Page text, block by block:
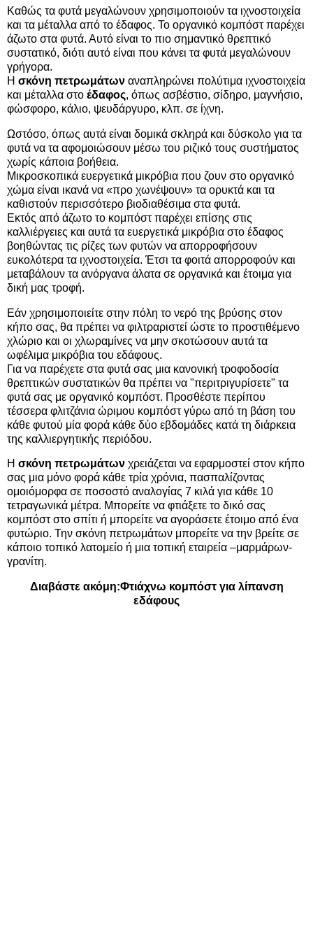
Καθώς τα φυτά μεγαλώνουν χρησιμοποιούν τα ιχνοστοιχεία
και τα μέταλλα από το έδαφος. Το οργανικό κομπόστ παρέχει
άζωτο στα φυτά. Αυτό είναι το πιο σημαντικό θρεπτικό
συστατικό, διότι αυτό είναι που κάνει τα φυτά μεγαλώνουν
γρήγορα.
Η σκόνη πετρωμάτων αναπληρώνει πολύτιμα ιχνοστοιχεία
και μέταλλα στο έδαφος, όπως ασβέστιο, σίδηρο, μαγνήσιο,
φώσφορο, κάλιο, ψευδάργυρο, κλπ. σε ίχνη.
Ωστόσο, όπως αυτά είναι δομικά σκληρά και δύσκολο για τα
φυτά να τα αφομοιώσουν μέσω του ριζικό τους συστήματος
χωρίς κάποια βοήθεια.
Μικροσκοπικά ευεργετικά μικρόβια που ζουν στο οργανικό
χώμα είναι ικανά να «προ χωνέψουν» τα ορυκτά και τα
καθιστούν περισσότερο βιοδιαθέσιμα στα φυτά.
Εκτός από άζωτο το κομπόστ παρέχει επίσης στις
καλλιέργειες και αυτά τα ευεργετικά μικρόβια στο έδαφος
βοηθώντας τις ρίζες των φυτών να απορροφήσουν
ευκολότερα τα ιχνοστοιχεία. Έτσι τα φοιτά απορροφούν και
μεταβάλουν τα ανόργανα άλατα σε οργανικά και έτοιμα για
δική μας τροφή.
Εάν χρησιμοποιείτε στην πόλη το νερό της βρύσης στον
κήπο σας, θα πρέπει να φιλτραριστεί ώστε το προστιθέμενο
χλώριο και οι χλωραμίνες να μην σκοτώσουν αυτά τα
ωφέλιμα μικρόβια του εδάφους.
Για να παρέχετε στα φυτά σας μια κανονική τροφοδοσία
θρεπτικών συστατικών θα πρέπει να "περιτριγυρίσετε" τα
φυτά σας με οργανικό κομπόστ. Προσθέστε περίπου
τέσσερα φλιτζάνια ώριμου κομπόστ γύρω από τη βάση του
κάθε φυτού μία φορά κάθε δύο εβδομάδες κατά τη διάρκεια
της καλλιεργητικής περιόδου.
Η σκόνη πετρωμάτων χρειάζεται να εφαρμοστεί στον κήπο
σας μια μόνο φορά κάθε τρία χρόνια, πασπαλίζοντας
ομοιόμορφα σε ποσοστό αναλογίας 7 κιλά για κάθε 10
τετραγωνικά μέτρα. Μπορείτε να φτιάξετε το δικό σας
κομπόστ στο σπίτι ή μπορείτε να αγοράσετε έτοιμο από ένα
φυτώριο. Την σκόνη πετρωμάτων μπορείτε να την βρείτε σε
κάποιο τοπικό λατομείο ή μια τοπική εταιρεία –μαρμάρων-
γρανίτη.
Διαβάστε ακόμη:Φτιάχνω κομπόστ για λίπανση
εδάφους